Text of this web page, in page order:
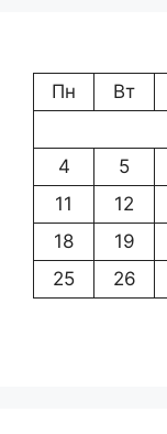
Пн
Вт
4
5
11
12
18
19
25
26